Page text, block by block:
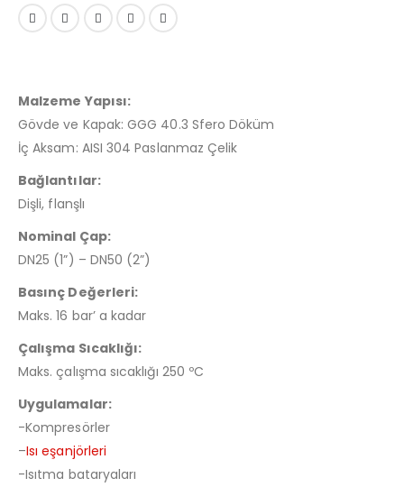
Malzeme Yapısı:
Gövde ve Kapak: GGG 40.3 Sfero Döküm
İç Aksam: AISI 304 Paslanmaz Çelik
Bağlantılar:
Dişli, flanşlı
Nominal Çap:
DN25 (1”) – DN50 (2”)
Basınç Değerleri:
Maks. 16 bar’ a kadar
Çalışma Sıcaklığı:
Maks. çalışma sıcaklığı 250 ºC
Uygulamalar:
-Kompresörler
–Isı eşanjörleri
-Isıtma bataryaları